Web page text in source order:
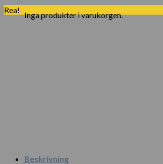
Inga produkter i varukorgen.
Rea!
Beskrivning